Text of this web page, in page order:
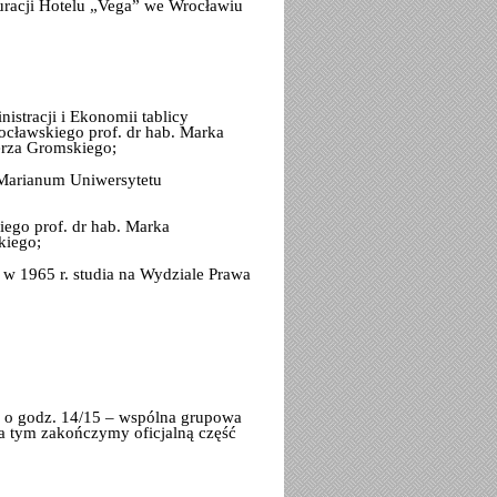
Hotelu „Vega” we Wrocławiu
i Ekonomii tablicy
prof. dr hab. Marka
Gromskiego;
Uniwersytetu
prof. dr hab. Marka
1965 r. studia na Wydziale Prawa
godz. 14/15 – wspólna grupowa
tym zakończymy oficjalną część